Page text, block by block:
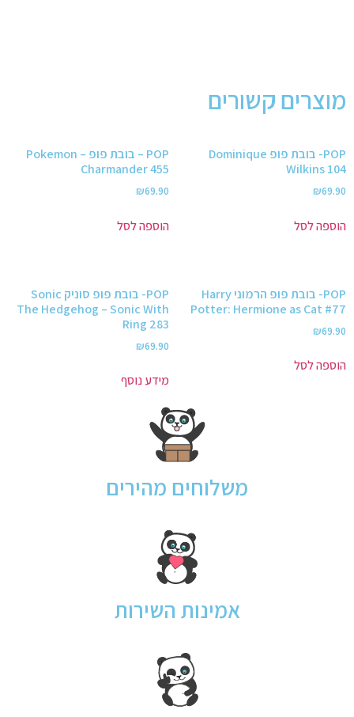
מוצרים קשורים
POP- בובת פופ Dominique
Wilkins 104
₪69.90
הוספה לסל
POP – בובת פופ Pokemon –
Charmander 455
₪69.90
הוספה לסל
POP- בובת פופ הרמוני Harry
Potter: Hermione as Cat #77
₪69.90
הוספה לסל
POP- בובת פופ סוניק Sonic
The Hedgehog – Sonic With
Ring 283
₪69.90
מידע נוסף
משלוחים מהירים
אמינות השירות